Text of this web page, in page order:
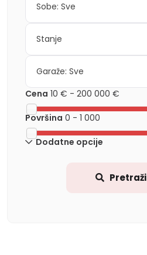
Sobe: Sve
Stanje
Garaže: Sve
Cena 10 € - 200 000 €
Površina 0 - 1 000
Dodatne opcije
Pretraži